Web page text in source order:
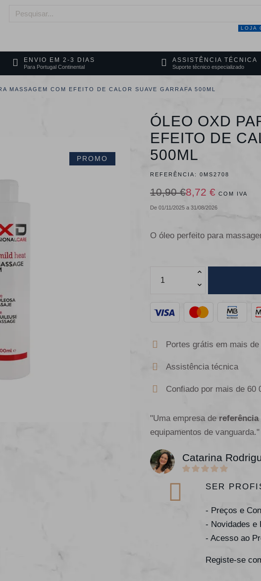
LOJA
ENVIO EM 2-3 DIAS
Para Portugal Continental
ASSISTÊNCIA TÉCNICA
Suporte técnico especializado
MASSAGEM COM EFEITO DE CALOR SUAVE GARRAFA 500ML
PROMO
ÓLEO OXD
EFEITO DE
500ML
REFERÊNCIA: 0MS2708
10,90 €8,72 € COM IVA
De 01/11/2025 a 31/08/2026
O óleo perfeito para
Portes grátis em mais
Assistência técnica
Confiado por mais de 60
"Uma empresa de
equipamentos de vanguarda."
Catarina
SER
- Preços e
- Novidades e
- Acesso ao
Registe-se